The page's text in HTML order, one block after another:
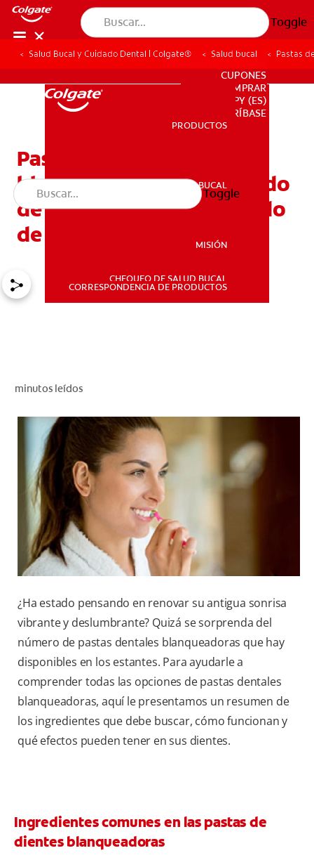
Toggle
PRODUCTOS
SALUD BUCAL
CUPONES
DONDE COMPRAR
PARA PROFESIONALES
CUPONES
DONDE COMPRAR
PY (ES)
SUSCRÍBASE
PRODUCTOS
SALUD BUCAL
MISIÓN
CHEQUEO DE SALUD BUCAL
CORRESPONDENCIA DE PRODUCTOS
Toggle
Salud Bucal y Cuidado Dental | Colgate® Salud bucal Pastas
Pastas de dientes
blanqueadoras: El peróxido
de hidrógeno y el peróxido
de carbamida
minutos leídos
¿Ha estado pensando en renovar su antigua sonrisa
vibrante y deslumbrante? Quizá se sorprenda del
número de pastas dentales blanqueadoras que hay
disponibles en los estantes. Para ayudarle a
comprender todas las opciones de pastas dentales
blanqueadoras, aquí le presentamos un resumen de
los ingredientes que debe buscar, cómo funcionan y
qué efectos pueden tener en sus dientes.
Ingredientes comunes en las pastas de
dientes blanqueadoras